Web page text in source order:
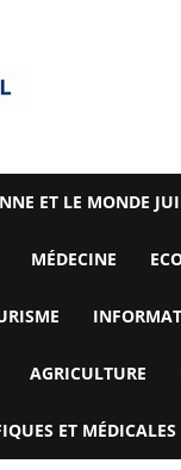
ET LE MONDE
MÉDECINE
AGRICULTURE
ET MÉDICALES